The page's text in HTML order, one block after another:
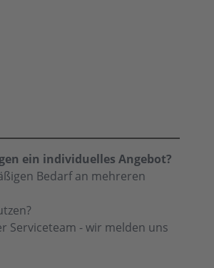
ein individuelles Angebot?
Bedarf an mehreren
Serviceteam - wir melden uns